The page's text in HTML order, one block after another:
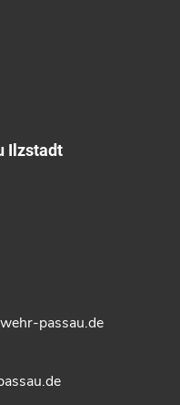
Ilzstadt
passau.de